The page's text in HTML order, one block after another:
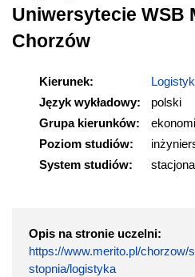
Uniwersytecie WSB
Chorzów
Kierunek:
Język wykładowy:
polski
Grupa kierunków:
Poziom studiów:
System studiów:
Opis na stronie uczelni:
https://www.merito.pl/chorzow/
stopnia/logistyka